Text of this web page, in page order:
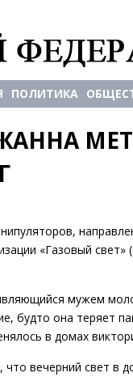
ПОЛИТИКА
«Газовый
мужем
будто она теряет
в домах
что вечерний свет в